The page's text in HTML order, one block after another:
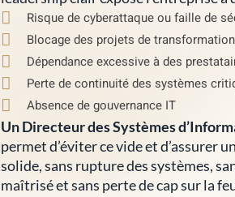
Risque de cyberattaque ou faille de
Blocage des projets de
Dépendance excessive à des
Perte de continuité des systèmes
Absence de gouvernance IT
Un Directeur des Systèmes
permet d’éviter ce vide et d’assurer
solide, sans rupture des systèmes,
maîtrisé et sans perte de cap sur la